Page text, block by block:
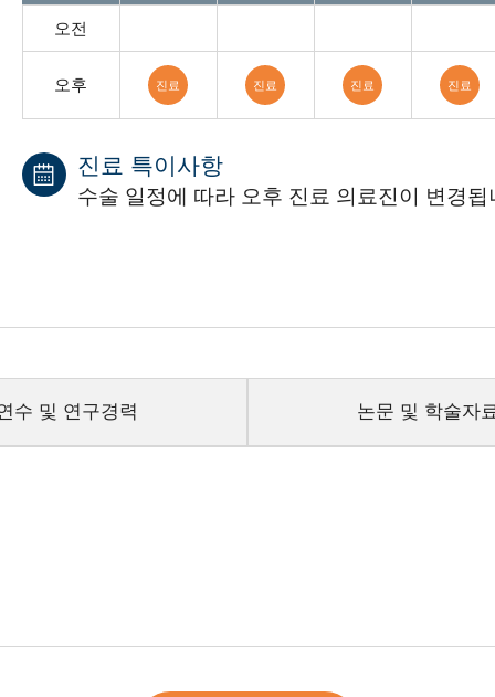
오전
오후 진료 진료 진료 진료
진료 특이사항
수술 일정에 따라 오후 진료 의료진이 변경됩
수 및 연구경력 논문 및 학술자